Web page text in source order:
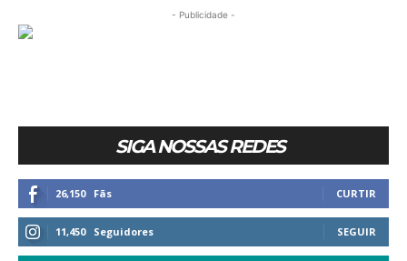
- Publicidade -
SIGA NOSSAS REDES
26,150 Fãs CURTIR
11,450 Seguidores SEGUIR